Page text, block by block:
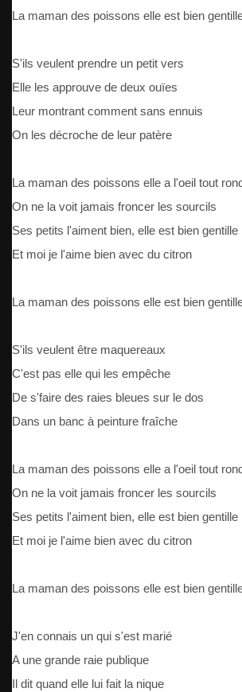
La maman des poissons elle est bien
S'ils veulent prendre un petit vers
Elle les approuve de deux ouïes
Leur montrant comment sans ennuis
On les décroche de leur patère
La maman des poissons elle a l'oeil tout rond
On ne la voit jamais froncer les sourcils
Ses petits l'aiment bien, elle est bien gentille
Et moi je l'aime bien avec du citron
La maman des poissons elle est bien
S'ils veulent être maquereaux
C'est pas elle qui les empêche
De s'faire des raies bleues sur le dos
Dans un banc à peinture fraîche
La maman des poissons elle a l'oeil tout rond
On ne la voit jamais froncer les sourcils
Ses petits l'aiment bien, elle est bien gentille
Et moi je l'aime bien avec du citron
La maman des poissons elle est bien
J'en connais un qui s'est marié
A une grande raie publique
Il dit quand elle lui fait la nique